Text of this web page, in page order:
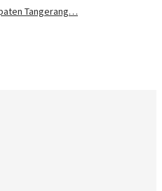
Tangerang…